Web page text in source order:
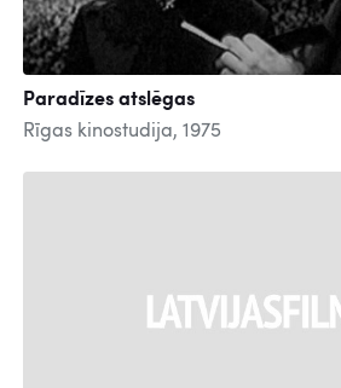
Paradīzes atslēgas
Rīgas kinostudija, 1975